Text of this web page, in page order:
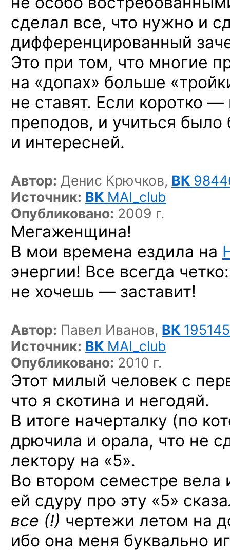
сделал все, что нужно и
дифференцированный
Это при том, что многие
на «допах» больше
не ставят. Если коротко
преподов, и учиться
и интересней.
Автор: Денис Крючков, ВК
Источник: ВК MAI_club
Опубликовано: 2009 г.
Мегаженщина!
В мои времена ездила на
энергии! Все всегда
не хочешь — заставит!
Автор: Павел Иванов, ВК
Источник: ВК MAI_club
Опубликовано: 2010 г.
Этот милый человек с
что я скотина и негодяй.
В итоге начерталку (по
дрючила и орала, что не
лектору на «5».
Во втором семестре вела
ей сдуру про эту «5»
все (!) чертежи летом на
ибо она меня буквально